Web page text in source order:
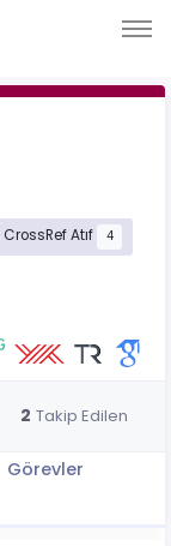
CrossRef Atıf 4
2 Takip Edilen
Görevler